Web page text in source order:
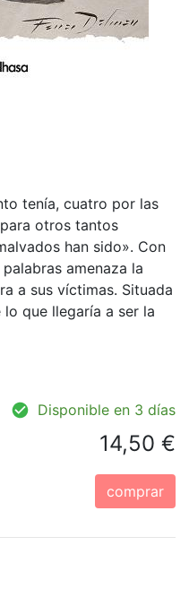
tenía, cuatro por las
otros tantos
han sido». Con
amenaza la
a sus víctimas. Situada
que llegaría a ser la
Disponible en 3 días
14,50 €
comprar